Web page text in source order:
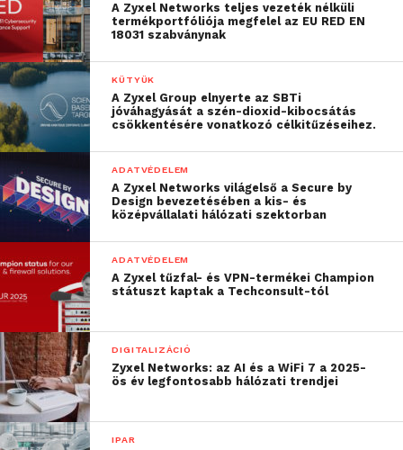
A Zyxel Networks teljes vezeték nélküli
termékportfóliója megfelel az EU RED EN
18031 szabványnak
KÜTYÜK
A Zyxel Group elnyerte az SBTi
jóváhagyását a szén-dioxid-kibocsátás
csökkentésére vonatkozó célkitűzéseihez.
ADATVÉDELEM
A Zyxel Networks világelső a Secure by
Design bevezetésében a kis- és
középvállalati hálózati szektorban
ADATVÉDELEM
A Zyxel tűzfal- és VPN-termékei Champion
státuszt kaptak a Techconsult-tól
DIGITALIZÁCIÓ
Zyxel Networks: az AI és a WiFi 7 a 2025-
ös év legfontosabb hálózati trendjei
IPAR